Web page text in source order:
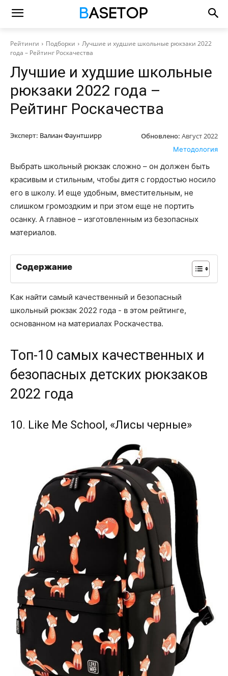
Рейтинги Подборки
Лучшие и худшие школьные рюкзаки 2022
года – Рейтинг Роскачества
Лучшие и худшие школьные
рюкзаки 2022 года –
Рейтинг Роскачества
Эксперт: Валиан Фаунтширр Обновлено: Август 2022
Методология
Выбрать школьный рюкзак сложно – он должен быть
красивым и стильным, чтобы дитя с гордостью носило
его в школу. И еще удобным, вместительным, не
слишком громоздким и при этом еще не портить
осанку. А главное – изготовленным из безопасных
материалов.
Содержание
Как найти самый качественный и безопасный
школьный рюкзак 2022 года - в этом рейтинге,
основанном на материалах Роскачества.
Топ-10 самых качественных и
безопасных детских рюкзаков
2022 года
10. Like Me School, «Лисы черные»